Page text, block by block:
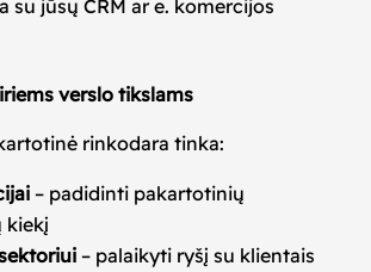
su jūsų CRM ar e. komercijos
verslo tikslams
rinkodara tinka:
– padidinti pakartotinių
kiekį
– palaikyti ryšį su klientais